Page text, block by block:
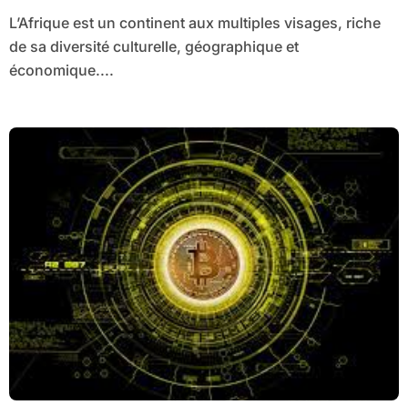
Développement Durable
L’Afrique est un continent aux multiples visages, riche
de sa diversité culturelle, géographique et
économique....